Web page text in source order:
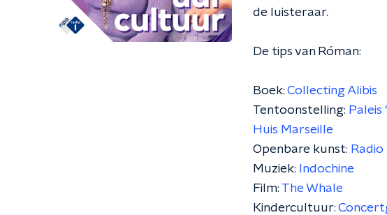
de luisteraar.
De tips van Róman:
Boek: Collecting Alibis
Tentoonstelling: Paleis
Huis Marseille
Openbare kunst:
Muziek:
Indochine
Film: The Whale
Kindercultuur: